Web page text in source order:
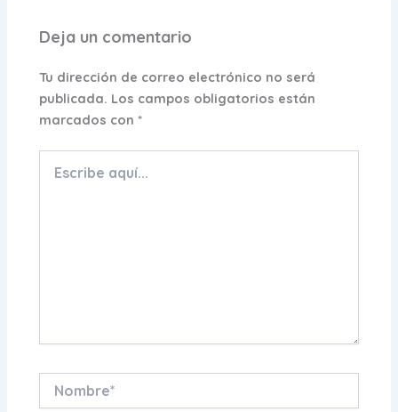
Deja un comentario
Tu dirección de correo electrónico no será
publicada. Los campos obligatorios están
marcados con*
aquí...